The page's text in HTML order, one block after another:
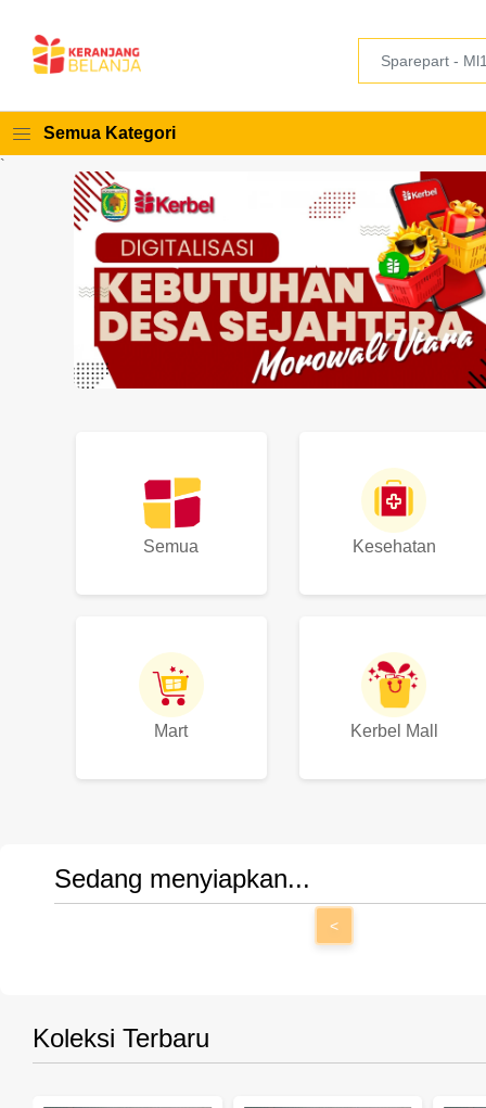
Semua Kategori
`
Semua Kesehatan
Mart Kerbel Mall
Sedang menyiapkan...
<
Koleksi Terbaru